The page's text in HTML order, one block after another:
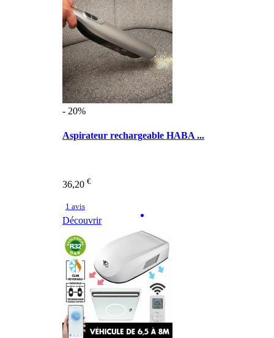
- 20%
Aspirateur rechargeable HABA ...
36,20 €
1 avis
Découvrir